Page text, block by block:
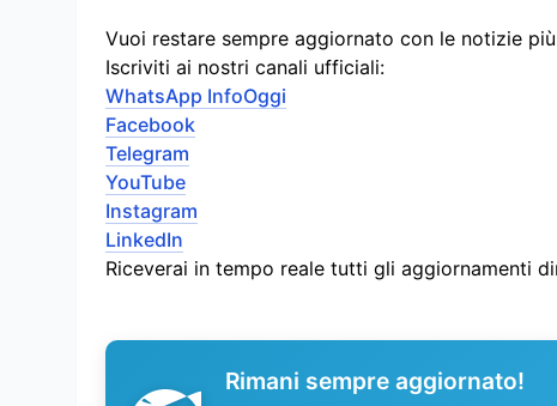
Vuoi restare sempre aggiornato con le notizie
Iscriviti ai nostri canali ufficiali:
WhatsApp InfoOggi
Facebook
Telegram
YouTube
Instagram
LinkedIn
Riceverai in tempo reale tutti gli aggiornamenti
Rimani sempre aggiornato!